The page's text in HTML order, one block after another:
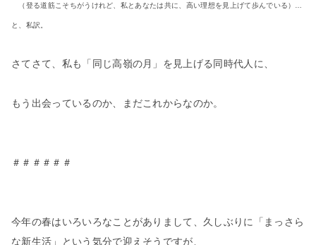
（登る道筋こそちがうけれど、私とあなたは共に、高い理想を見上げて歩んでいる）…
と、私訳。
さてさて、私も「同じ高嶺の月」を見上げる同時代人に、
もう出会っているのか、まだこれからなのか。
＃＃＃＃＃＃
今年の春はいろいろなことがありまして、久しぶりに
「まっさら
な新生活」という気分で迎えそうですが、